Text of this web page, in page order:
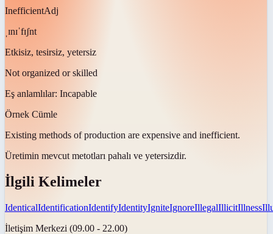
InefficientAdj
ˌɪnɪˈfɪʃnt
Etkisiz, tesirsiz, yetersiz
Not organized or skilled
Eş anlamlılar: Incapable
Örnek Cümle
Existing methods of production are expensive and inefficient.
Üretimin mevcut metotları pahalı ve yetersizdir.
İlgili Kelimeler
IdenticalIdentificationIdentifyIdentityIgniteIgnoreIllegalIllicitIllness
İletişim Merkezi (09.00 - 22.00)